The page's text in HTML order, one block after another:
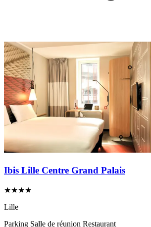
Ibis Lille Centre Grand Palais
★★★★
Lille
Parking Salle de réunion Restaurant